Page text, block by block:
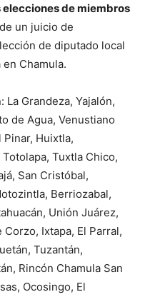
de miembros
un juicio de
de diputado local
Chamula.
Grandeza, Yajalón,
de Agua, Venustiano
Pinar, Huixtla,
Tuxtla Chico,
San Cristóbal,
Berriozabal,
Unión Juárez,
Ixtapa, El Parral,
Tuzantán,
Rincón Chamula San
Ocosingo, El